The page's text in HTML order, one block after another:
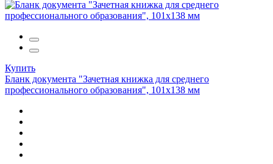
Купить
Бланк документа "Зачетная книжка для среднего
профессионального образования", 101х138 мм